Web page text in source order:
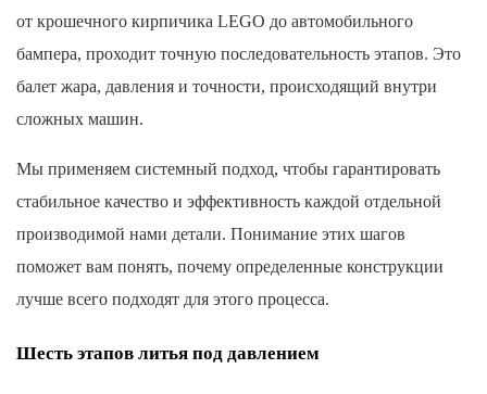
от крошечного кирпичика LEGO до автомобильного
бампера, проходит точную последовательность этапов. Это
балет жара, давления и точности, происходящий внутри
сложных машин.
Мы применяем системный подход, чтобы гарантировать
стабильное качество и эффективность каждой отдельной
производимой нами детали. Понимание этих шагов
поможет вам понять, почему определенные конструкции
лучше всего подходят для этого процесса.
Шесть этапов литья под давлением